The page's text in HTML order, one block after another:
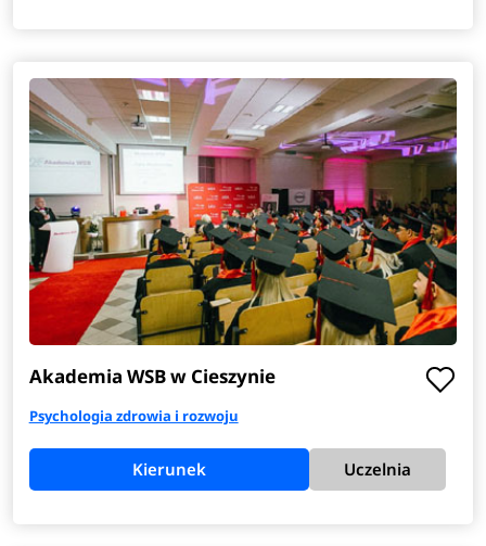
Akademia WSB w Cieszynie
Psychologia zdrowia i rozwoju
Kierunek Uczelnia